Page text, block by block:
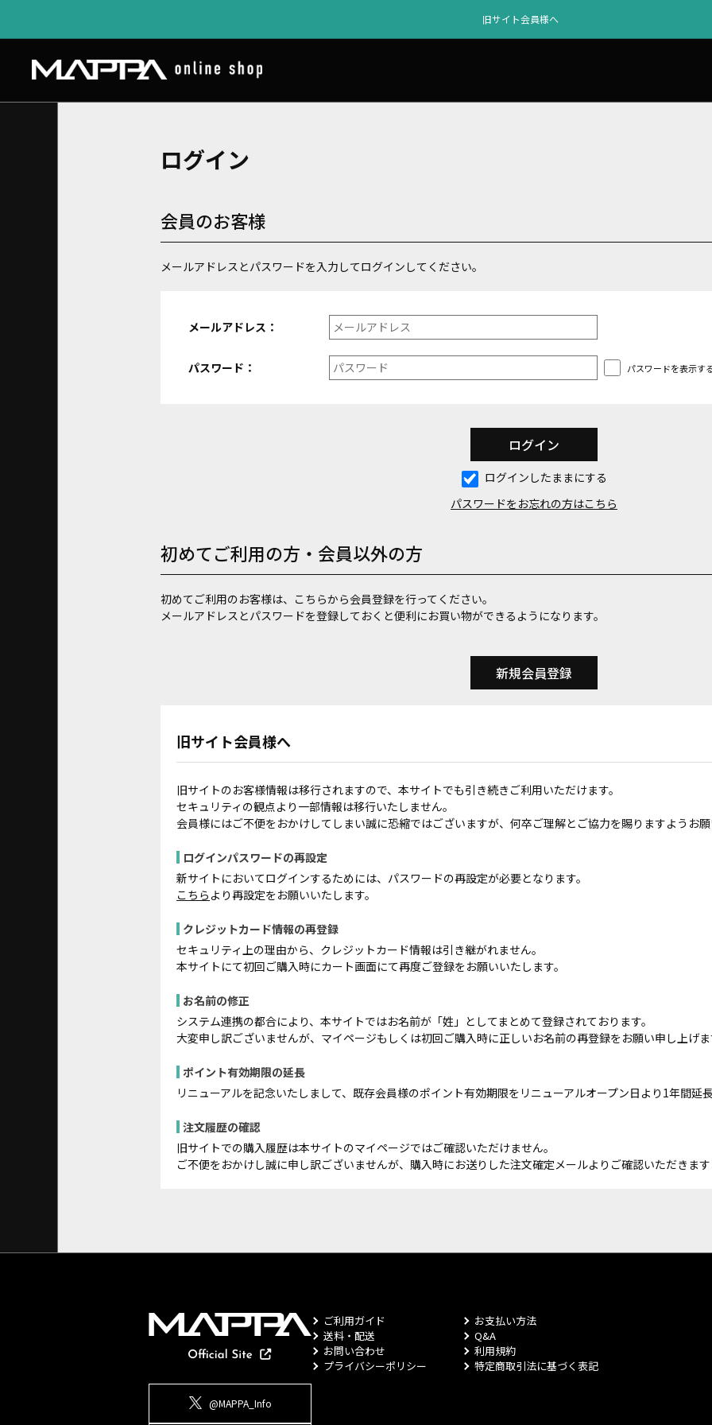
旧サイト会員様へ
ログイン
会員のお客様
メールアドレスとパスワードを入力してログインしてください。
メールアドレス：
パスワード： パスワードを表示す
ログインしたままにする
パスワードをお忘れの方はこちら
初めてご利用の方・会員以外の方
初めてご利用のお客様は、こちらから会員登録を行ってください。
メールアドレスとパスワードを登録しておくと便利にお買い物ができるようになります。
旧サイト会員様へ
旧サイトのお客様情報は移行されますので、本サイトでも引き続きご利用いただけます。
セキュリティの観点より一部情報は移行いたしません。
会員様にはご不便をおかけしてしまい誠に恐縮ではございますが、何卒ご理解とご協力を賜りますようお
ログインパスワードの再設定
新サイトにおいてログインするためには、パスワードの再設定が必要となります。
こちら より再設定をお願いいたします。
クレジットカード情報の再登録
セキュリティ上の理由から、クレジットカード情報は引き継がれません。
本サイトにて初回ご購入時にカート画面にて再度ご登録をお願いいたします。
お名前の修正
システム連携の都合により、本サイトではお名前が「姓」としてまとめて登録されております。
大変申し訳ございませんが、マイページもしくは初回ご購入時に正しいお名前の再登録をお願い申し上げ
ポイント有効期限の延長
リニューアルを記念いたしまして、既存会員様のポイント有効期限をリニューアルオープン日より1年間延
注文履歴の確認
旧サイトでの購入履歴は本サイトのマイページではご確認いただけません。
ご不便をおかけし誠に申し訳ございませんが、購入時にお送りした注文確定メールよりご確認いただきま
@MAPPA_Info
ご利用ガイド
お支払い方法
送料・配送
Q&A
お問い合わせ
利用規約
プライバシーポリシー
特定商取引法に基づく表記